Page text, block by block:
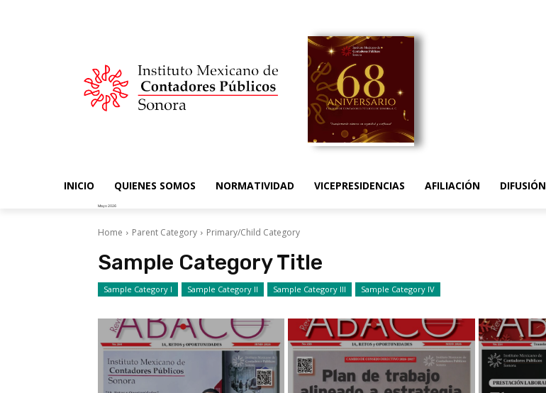
INICIO QUIENES SOMOS NORMATIVIDAD VICEPRESIDENCIAS AFILIACIÓN DIFUSIÓN
Mayo 2026
Home Parent Category Primary/Child Category
Sample Category Title
Sample Category I Sample Category II Sample Category III Sample Category IV